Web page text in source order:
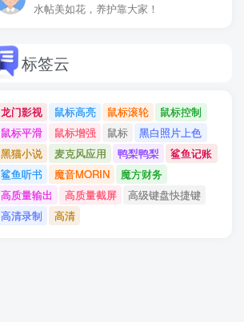
水帖美如花，养护靠大家！
标签云
龙门影视 鼠标高亮 鼠标滚轮
鼠标控制
鼠标平滑
鼠标增强 鼠标
黑白照片上色
黑猫小说
麦克风应用 鸭梨鸭梨
鲨鱼记账
鲨鱼听书
魔音MORIN
魔方财务
高质量输出
高质量截屏
高级键盘快捷键
高清录制
高清